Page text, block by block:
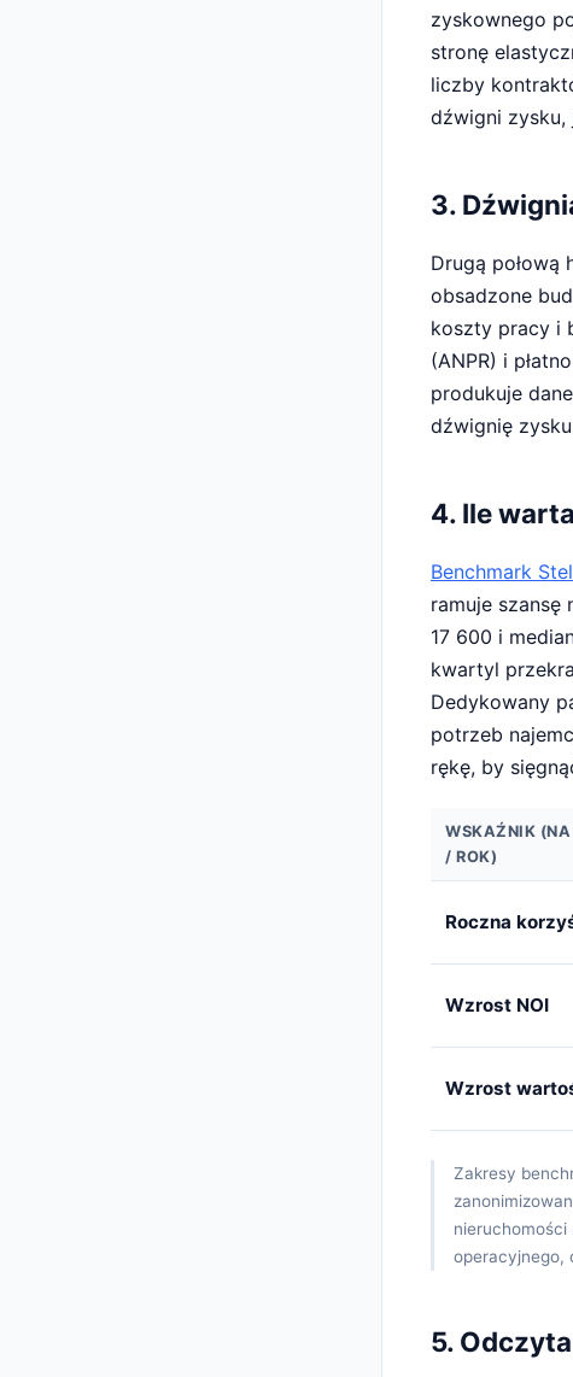
zyskownego
stronę
liczby
dźwigni zysku,
3.
Drugą połową
obsadzone
koszty pracy i
(ANPR) i
produkuje
dźwignię
4. Ile
Benchmark
ramuje szansę
17 600 i
kwartyl
Dedykowany
potrzeb
rękę, by
WSKAŹNIK (NA
/ ROK)
Roczna
Wzrost NOI
Wzrost
Zakresy
nieruchomości
operacyjnego,
5.